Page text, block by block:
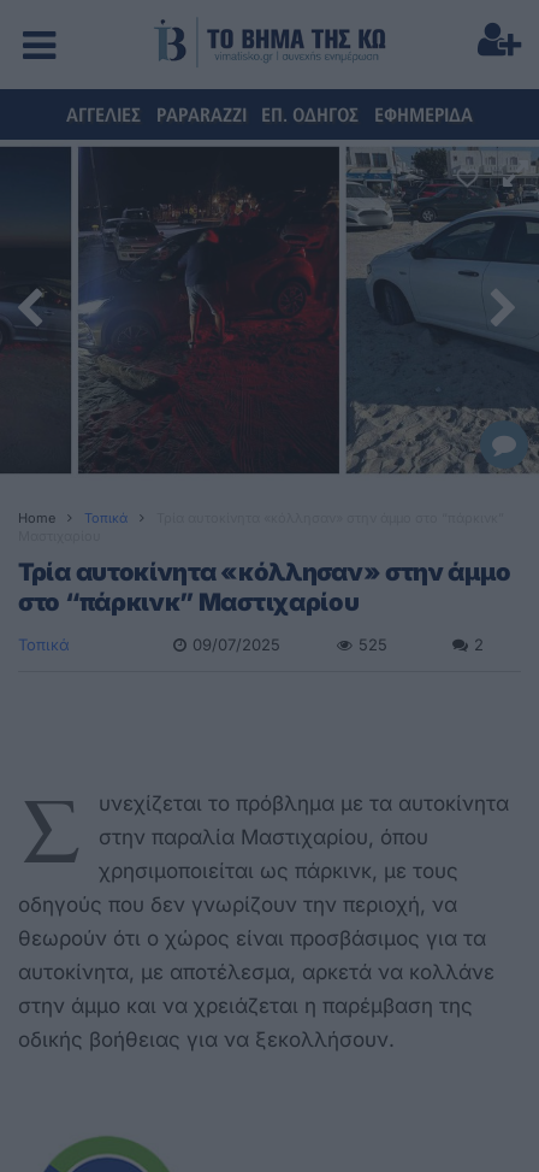
ΑΓΓΕΛΙΕΣ PAPARAZZI ΕΠ. ΟΔΗΓΟΣ ΕΦΗΜΕΡΙΔΑ
Home Τοπικά
Τρία αυτοκίνητα «κόλλησαν» στην άμμο
στο “πάρκινκ” Μαστιχαρίου
Τοπικά 09/07/2025 525 2
Σ
υνεχίζεται το πρόβλημα με τα αυτοκίνητα
στην παραλία Μαστιχαρίου, όπου
χρησιμοποιείται ως πάρκινκ, με τους
οδηγούς που δεν γνωρίζουν την περιοχή, να
θεωρούν ότι ο χώρος είναι προσβάσιμος για τα
αυτοκίνητα, με αποτέλεσμα, αρκετά να κολλάνε
στην άμμο και να χρειάζεται η παρέμβαση της
οδικής βοήθειας για να ξεκολλήσουν.